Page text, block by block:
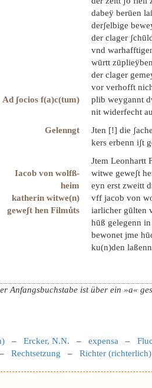
dabeÿ berūen
derʃelbige
der clager
vnd
wūrtt
der clager
vor verhofft
Ad ʃocios f(a)c(tum)
plib weygannt
nit widerfecht
Gelenngt
Jten [!] die
kers erbenn iʃt
Jtem Leonhartt
Iacob von wolfß-
witwe geweʃt
heim
eyn erst zweitt
katherin witwe(n)
vff jacob von
geweʃt hen Filmůts
iarlicher gūlten
hūß gelegenn
bewonet jme
ku(n)den
Anfangsbuchstabe ist über ein »a«
– Ercker, N.N. – expensa –
Rechtsetzung – Richter (richterlich)